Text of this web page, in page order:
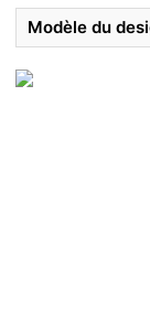
Modèle du